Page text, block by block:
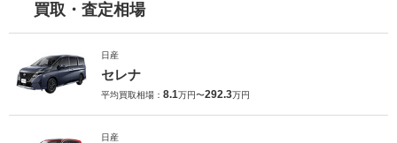
買取・査定相場
日産
セレナ
平均買取相場： 8.1万円〜292.3万円
日産